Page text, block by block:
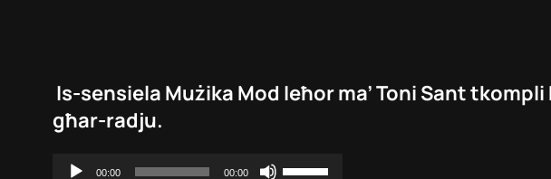
Is-sensiela Mużika Mod Ieħor ma’ Toni Sant
għar-radju.